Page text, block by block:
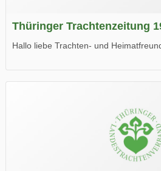
Thüringer Trachtenzeitung
Hallo liebe Trachten- und
Wir wünschen Euch viel Spaß beim